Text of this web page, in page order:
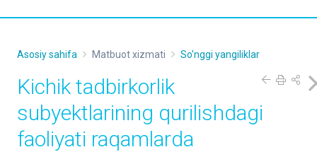
Asosiy sahifa Matbuot xizmati So'nggi yangiliklar
Kichik tadbirkorlik
subyektlarining qurilishdagi
faoliyati raqamlarda